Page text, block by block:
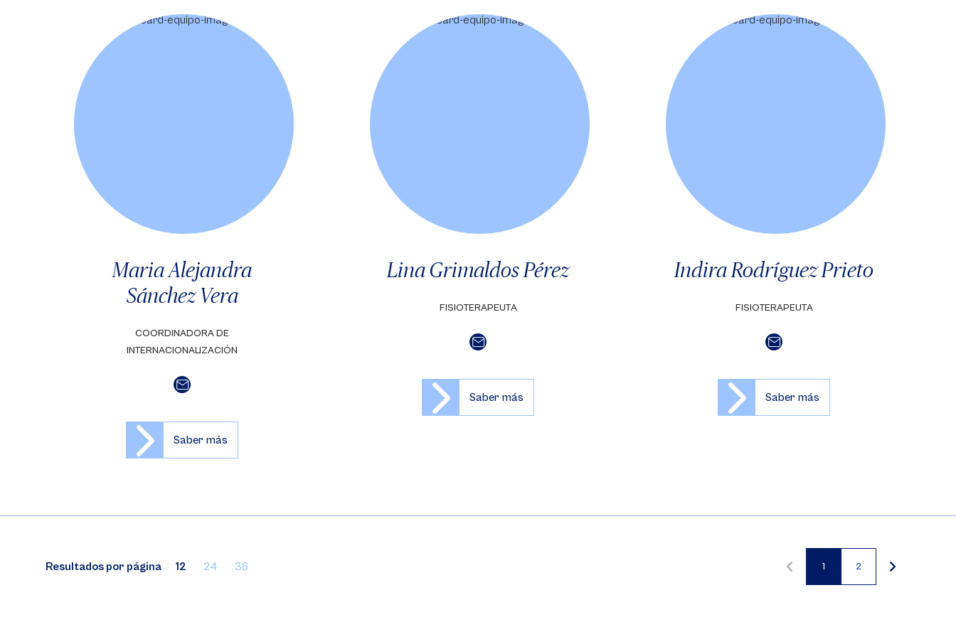
Maria Alejandra
Sánchez Vera
COORDINADORA DE
INTERNACIONALIZACIÓN
Saber más
Lina Grimaldos Pérez
FISIOTERAPEUTA
Saber más
Indira Rodríguez Prieto
FISIOTERAPEUTA
Saber más
Resultados por página 12 24 36
Página
1
Página
2